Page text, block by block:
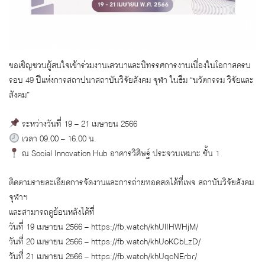
ขอเชิญชวนผู้สนใจเข้าร่วมงานเสวนาและนิทรรศการงานเนื่องในโอกาสครบ
รอบ 49 ปีแห่งการสถาปนาสถาบันวิจัยสังคม จุฬา ในธีม “นวัตกรรม วิจัยและ
สังคม”
ระหว่างวันที่ 19 – 21 เมษายน 2566
เวลา 09.00 – 16.00 น.
ณ Social Innovation Hub อาคารวิศิษฐ์ ประจวบเหมาะ ชั้น 1
ติดตามรายละเอียดการจัดงานและการถ่ายทอดสดได้ที่เพจ สถาบันวิจัยสังคม
จุฬาฯ
และสามารถดูย้อนหลังได้ที่
วันที่ 19 เมษายน 2566 – https://fb.watch/khUlIHWHjM/
วันที่ 20 เมษายน 2566 – https://fb.watch/khUoKCbLzD/
วันที่ 21 เมษายน 2566 – https://fb.watch/khUqcNErbr/